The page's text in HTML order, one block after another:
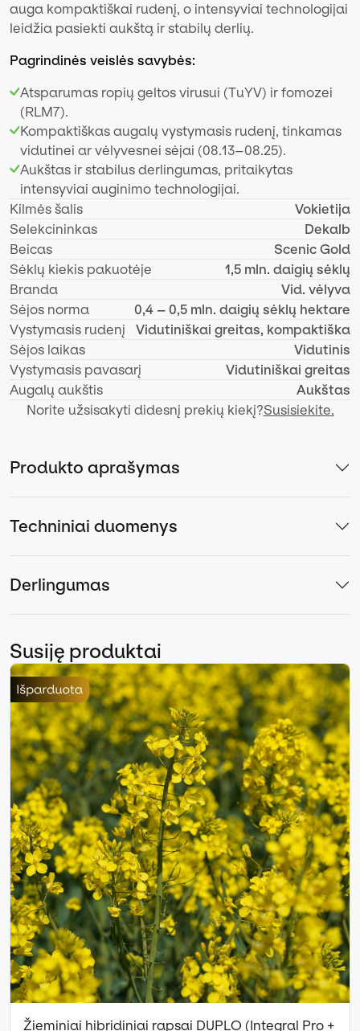
auga kompaktiškai rudenį, o intensyviai technologijai
leidžia pasiekti aukštą ir stabilų derlių.
Pagrindinės veislės savybės:
Atsparumas ropių geltos virusui (TuYV) ir fomozei
(RLM7).
Kompaktiškas augalų vystymasis rudenį, tinkamas
vidutinei ar vėlyvesnei sėjai (08.13–08.25).
Aukštas ir stabilus derlingumas, pritaikytas
intensyviai auginimo technologijai.
Kilmės šalis
Vokietija
Selekcininkas
Dekalb
Beicas
Scenic Gold
Sėklų kiekis pakuotėje
1,5 mln. daigių sėklų
Branda
Vid. vėlyva
Sėjos norma
0,4 – 0,5 mln. daigių sėklų hektare
Vystymasis rudenį
Vidutiniškai greitas, kompaktiška
Sėjos laikas
Vidutinis
Vystymasis pavasarį
Vidutiniškai greitas
Augalų aukštis
Aukštas
Norite užsisakyti didesnį prekių kiekį?Susisiekite.
Produkto aprašymas
Techniniai duomenys
Derlingumas
Susiję produktai
Žieminiai hibridiniai rapsai DUPLO (Integral Pro +